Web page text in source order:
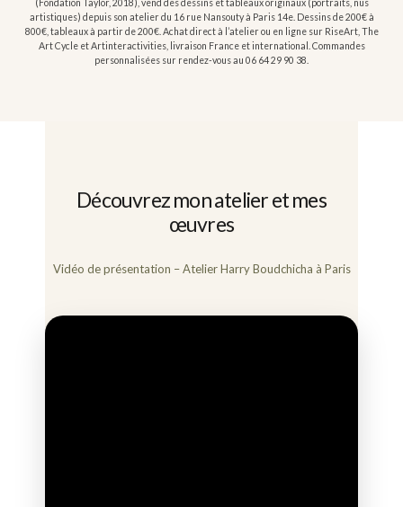
(Fondation Taylor, 2018), vend des dessins et tableaux originaux (portraits, nus
artistiques) depuis son atelier du 16 rue Nansouty à Paris 14e. Dessins de 200€ à
800€, tableaux à partir de 200€. Achat direct à l’atelier ou en ligne sur RiseArt, The
Art Cycle et Artinteractivities, livraison France et international. Commandes
personnalisées sur rendez-vous au 06 64 29 90 38.
Découvrez mon atelier et mes
œuvres
Vidéo de présentation – Atelier Harry Boudchicha à Paris